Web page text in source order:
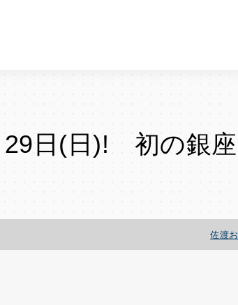
日(日)! 初の銀座
佐渡